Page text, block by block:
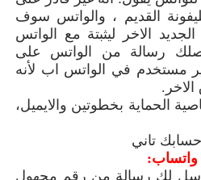
القديم ، والواتس سوف
الاخر ليثبتة مع الواتس
رسالة من الواتس على
مستخدم في الواتس اب لأنه
الحماية بخطوتين والايميل،
تاني
واتساب:
لك رسالة من رقم مجهول